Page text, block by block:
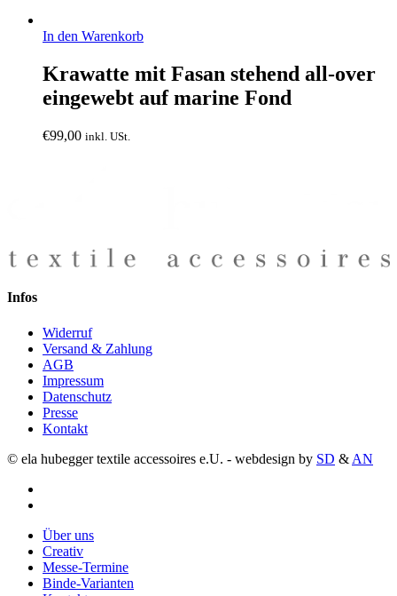
In den Warenkorb
Krawatte mit Fasan stehend all-over
eingewebt auf marine Fond
€99,00 inkl. USt.
Infos
Widerruf
Versand & Zahlung
AGB
Impressum
Datenschutz
Presse
Kontakt
© ela hubegger textile accessoires e.U. - webdesign by SD & AN
Close
Menu
Über uns
Creativ
Messe-Termine
Binde-Varianten